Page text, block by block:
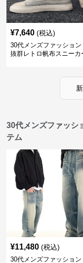
¥7,640 (税込)
30代メンズファッション
抜群レトロ帆布スニーカ
30代メンズファッシ
テム
¥11,480 (税込)
30代メンズファッション